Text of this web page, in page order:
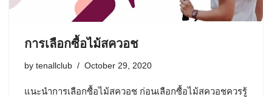
การเลือกซื้อไม้สควอช
by tenallclub October 29, 2020
แนะนำการเลือกซื้อไม้สควอช ก่อนเลือกซื้อไม้สควอชควรรู้